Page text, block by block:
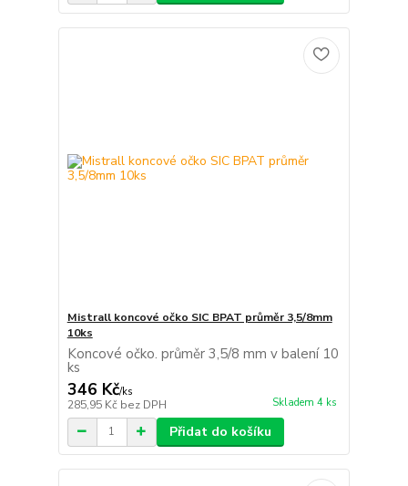
Mistrall koncové očko SIC BPAT průměr 3,5/8mm
10ks
Koncové očko. průměr 3,5/8 mm v balení 10
ks
346 Kč/ks
285,95 Kč bez DPH Skladem 4 ks
Přidat do košíku